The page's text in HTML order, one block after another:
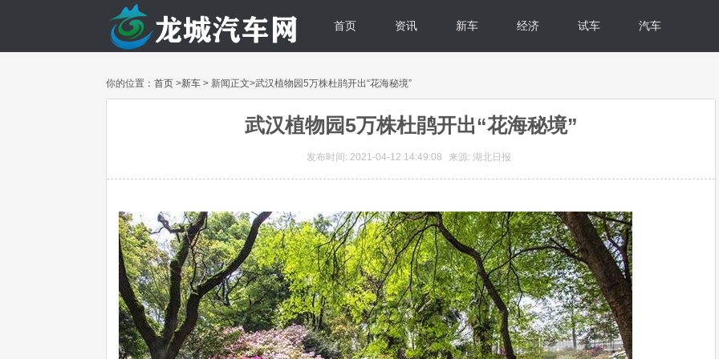
首页 资讯 新车 经济 试车 汽车
你的位置： 首页 >新车 > 新闻正文>武汉植物园5万株杜鹃开出“花海秘境”
武汉植物园5万株杜鹃开出“花海秘境”
发布时间: 2021-04-12 14:49:08 来源: 湖北日报